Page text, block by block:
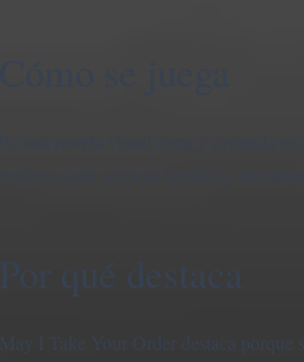
Es una novela visual corta y centrada
Por qué destaca
May I Take Your Order destaca porque